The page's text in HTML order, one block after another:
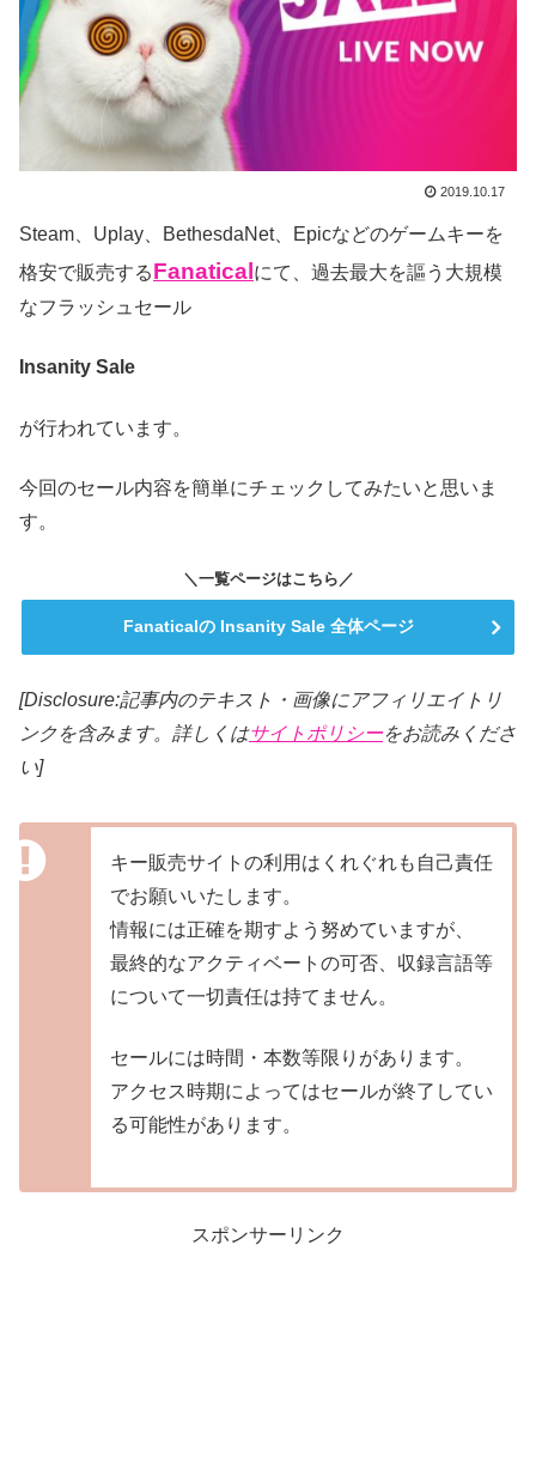
2019.10.17
Steam、Uplay、BethesdaNet、Epicなどのゲームキーを
格安で販売するFanaticalにて、過去最大を謳う大規模
なフラッシュセール
Insanity Sale
が行われています。
今回のセール内容を簡単にチェックしてみたいと思いま
す。
＼一覧ページはこちら／
Fanaticalの Insanity Sale 全体ページ
[Disclosure:記事内のテキスト・画像にアフィリエイトリ
ンクを含みます。詳しくはサイトポリシーをお読みくださ
い]
キー販売サイトの利用はくれぐれも自己責任
でお願いいたします。
情報には正確を期すよう努めていますが、
最終的なアクティベートの可否、収録言語等
について一切責任は持てません。
セールには時間・本数等限りがあります。
アクセス時期によってはセールが終了してい
る可能性があります。
スポンサーリンク